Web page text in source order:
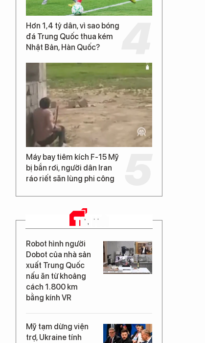
Hơn 1,4 tỷ dân, vì sao bóng
đá Trung Quốc thua kém
Nhật Bản, Hàn Quốc?
Máy bay tiêm kích F-15 Mỹ
bị bắn rơi, người dân Iran
ráo riết săn lùng phi công
TIN MỚI
Robot hình người
Dobot của nhà sản
xuất Trung Quốc
nấu ăn từ khoảng
cách 1.800 km
bằng kính VR
Mỹ tạm dừng viện
trợ, Ukraine tính